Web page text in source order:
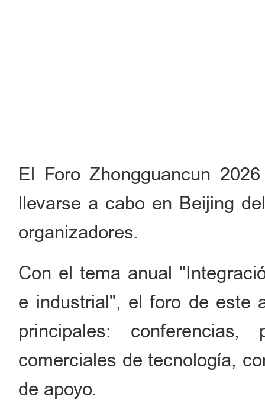
El Foro Zhongguancun
llevarse a cabo en Beijing
organizadores.
Con el tema anual
e industrial", el foro de este
principales:
comerciales de tecnología,
de apoyo.